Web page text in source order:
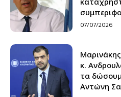
07/07/2026
κ.
τα
Αντώνη